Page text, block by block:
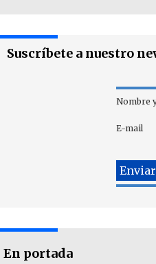
Suscríbete a nuestro
Nombre
E-mail
En portada